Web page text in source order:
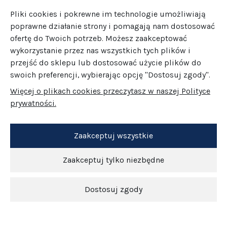
Pliki cookies i pokrewne im technologie umożliwiają
poprawne działanie strony i pomagają nam dostosować
ofertę do Twoich potrzeb. Możesz zaakceptować
wykorzystanie przez nas wszystkich tych plików i
przejść do sklepu lub dostosować użycie plików do
swoich preferencji, wybierając opcję "Dostosuj zgody".
Więcej o plikach cookies przeczytasz w naszej Polityce
prywatności.
Zaakceptuj tylko niezbędne
Dostosuj zgody
Zaakceptuj wszystkie